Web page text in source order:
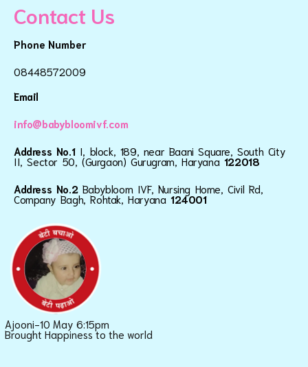
Contact Us
Phone Number
08448572009
Email
info@babybloomivf.com
Address No.1 I, block, 189, near Baani Square, South City
II, Sector 50, (Gurgaon) Gurugram, Haryana 122018
Address No.2 Babybloom IVF, Nursing Home, Civil Rd,
Company Bagh, Rohtak, Haryana124001
Ajooni-10 May 6:15pm
Brought Happiness to the world